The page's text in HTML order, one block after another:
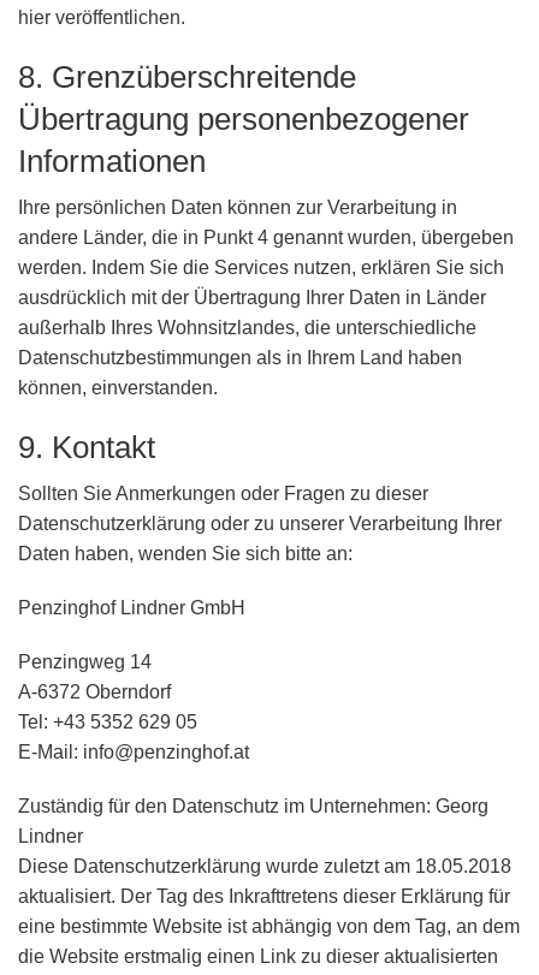
hier veröffentlichen.
8. Grenzüberschreitende
Übertragung personenbezogener
Informationen
Ihre persönlichen Daten können zur Verarbeitung in
andere Länder, die in Punkt 4 genannt wurden, übergeben
werden. Indem Sie die Services nutzen, erklären Sie sich
ausdrücklich mit der Übertragung Ihrer Daten in Länder
außerhalb Ihres Wohnsitzlandes, die unterschiedliche
Datenschutzbestimmungen als in Ihrem Land haben
können, einverstanden.
9. Kontakt
Sollten Sie Anmerkungen oder Fragen zu dieser
Datenschutzerklärung oder zu unserer Verarbeitung Ihrer
Daten haben, wenden Sie sich bitte an:
Penzinghof Lindner GmbH
Penzingweg 14
A-6372 Oberndorf
Tel: +43 5352 629 05
E-Mail: info@penzinghof.at
Zuständig für den Datenschutz im Unternehmen: Georg
Lindner
Diese Datenschutzerklärung wurde zuletzt am 18.05.2018
aktualisiert. Der Tag des Inkrafttretens dieser Erklärung für
eine bestimmte Website ist abhängig von dem Tag, an dem
die Website erstmalig einen Link zu dieser aktualisierten